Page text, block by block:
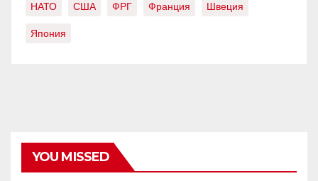
НАТО США ФРГ Франция Швеция
Япония
YOU MISSED